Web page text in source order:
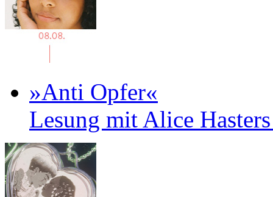
»Anti Opfer«
Lesung mit Alice